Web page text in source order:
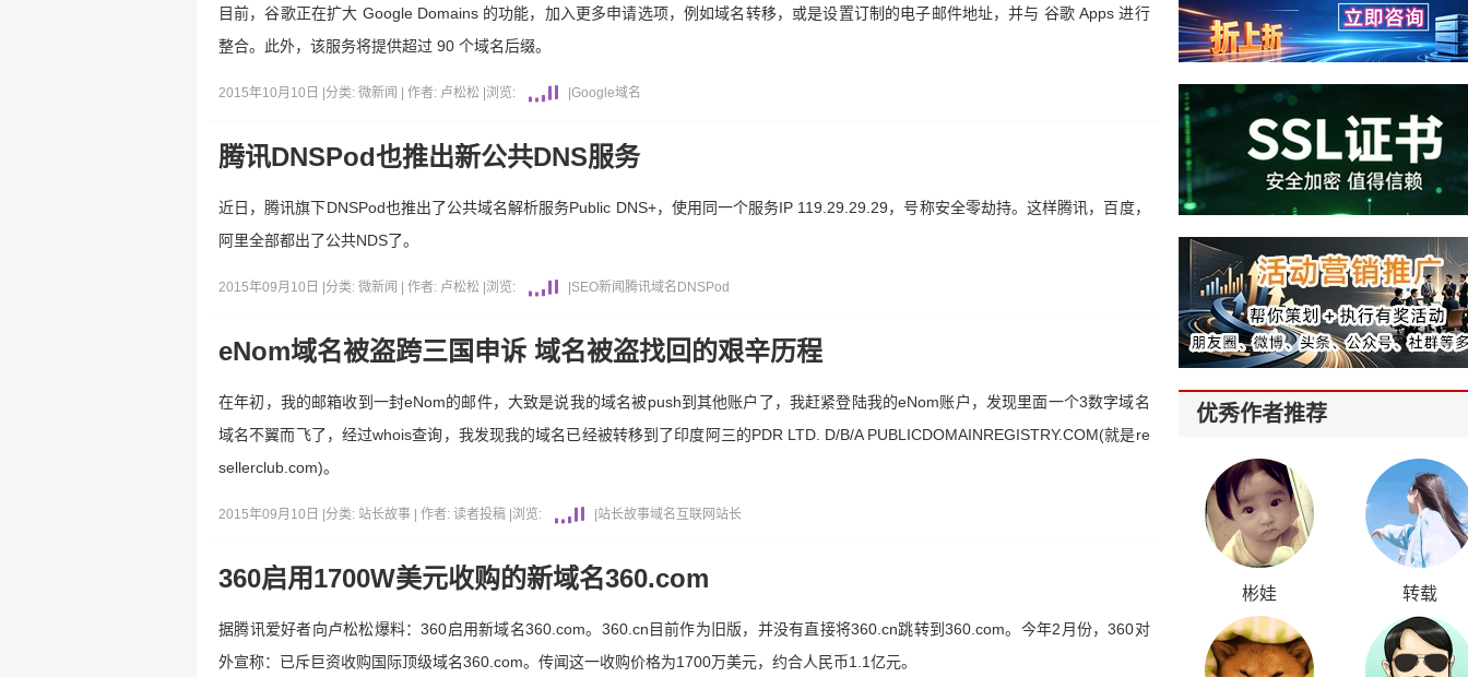
目前，谷歌正在扩大 Google Domains 的功能，加入更多申请选项，例如域名转移，或是设置订制的电子邮件地址，并与 谷歌 Apps 进行
整合。此外，该服务将提供超过 90 个域名后缀。
2015年10月10日 | 分类: 微新闻 | 作者: 卢松松 浏览: Google域名
腾讯DNSPod也推出新公共DNS服务
近日，腾讯旗下DNSPod也推出了公共域名解析服务Public DNS+，使用同一个服务IP 119.29.29.29，号称安全零劫持。这样腾讯，百度，
阿里全部都出了公共NDS了。
2015年09月10日 | 分类: 微新闻 | 作者: 卢松松 浏览: SEO新闻腾讯域名 DNSPod
eNom域名被盗跨三国申诉 域名被盗找回的艰辛历程
在年初，我的邮箱收到一封eNom的邮件，大致是说我的域名被push到其他账户了，我赶紧登陆我的eNom账户，发现里面一个3数字域名
域名不翼而飞了，经过whois查询，我发现我的域名已经被转移到了印度阿三的PDR LTD. D/B/A PUBLICDOMAINREGISTRY.COM(就是re
sellerclub.com)。
2015年09月10日 | 分类: 站长故事 | 作者: 读者投稿 浏览: 站长故事域名 互联网站长
360启用1700W美元收购的新域名360.com
据腾讯爱好者向卢松松爆料：360启用新域名360.com。360.cn目前作为旧版，并没有直接将360.cn跳转到360.com。今年2月份，360对
外宣称：已斥巨资收购国际顶级域名360.com。传闻这一收购价格为1700万美元，约合人民币1.1亿元。
优秀作者推荐
彬娃 转载